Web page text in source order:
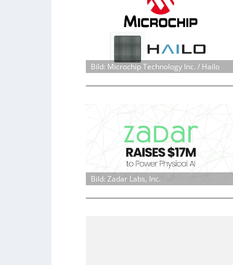
Bild: Microchip Technology Inc. / Hailo
Bild: Zadar Labs, Inc.